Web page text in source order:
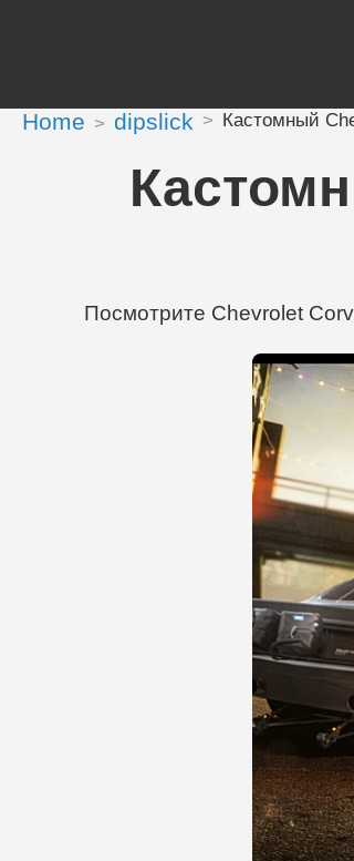
Home dipslick Кастомный
Посмотрите Chevrolet